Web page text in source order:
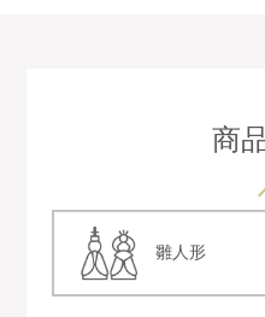
商
雛人形